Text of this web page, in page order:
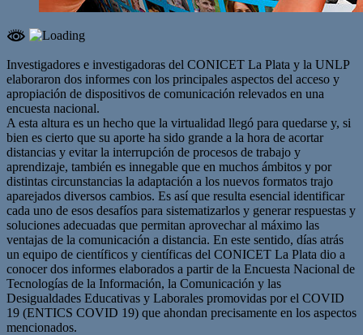
Investigadores e investigadoras del CONICET La Plata y la UNLP
elaboraron dos informes con los principales aspectos del acceso y
apropiación de dispositivos de comunicación relevados en una
encuesta nacional.
A esta altura es un hecho que la virtualidad llegó para quedarse y, si
bien es cierto que su aporte ha sido grande a la hora de acortar
distancias y evitar la interrupción de procesos de trabajo y
aprendizaje, también es innegable que en muchos ámbitos y por
distintas circunstancias la adaptación a los nuevos formatos trajo
aparejados diversos cambios. Es así que resulta esencial identificar
cada uno de esos desafíos para sistematizarlos y generar respuestas y
soluciones adecuadas que permitan aprovechar al máximo las
ventajas de la comunicación a distancia. En este sentido, días atrás
un equipo de científicos y científicas del CONICET La Plata dio a
conocer dos informes elaborados a partir de la Encuesta Nacional de
Tecnologías de la Información, la Comunicación y las
Desigualdades Educativas y Laborales promovidas por el COVID
19 (ENTICS COVID 19) que ahondan precisamente en los aspectos
mencionados.